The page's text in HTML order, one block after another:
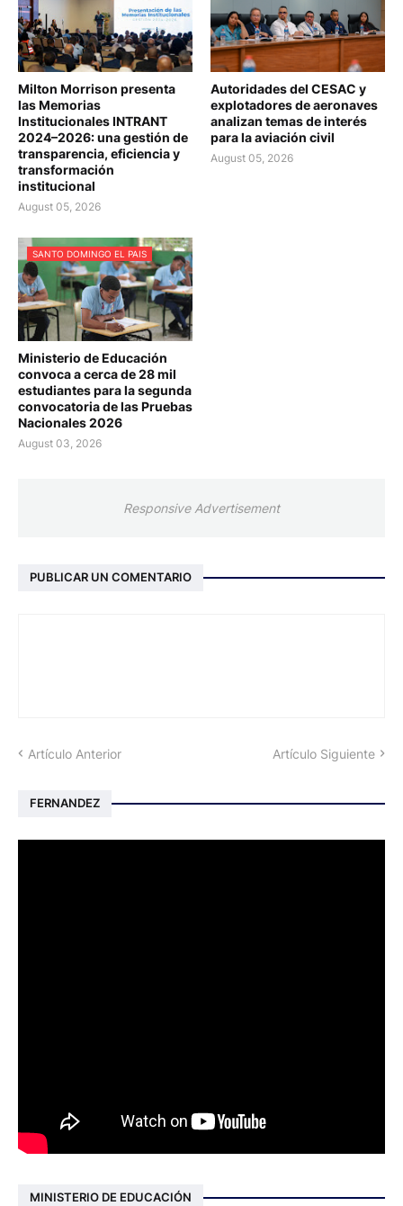
Milton Morrison presenta
las Memorias
Institucionales INTRANT
2024–2026: una gestión de
transparencia, eficiencia y
transformación
institucional
August 05, 2026
Autoridades del CESAC y
explotadores de aeronaves
analizan temas de interés
para la aviación civil
August 05, 2026
SANTO DOMINGO EL PAIS
Ministerio de Educación
convoca a cerca de 28 mil
estudiantes para la segunda
convocatoria de las Pruebas
Nacionales 2026
August 03, 2026
Responsive Advertisement
PUBLICAR UN COMENTARIO
Artículo Anterior Artículo Siguiente
FERNANDEZ
MINISTERIO DE EDUCACIÓN